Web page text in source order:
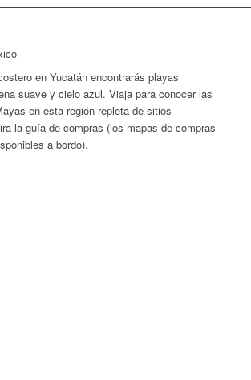
en Yucatán encontrarás playas
suave y cielo azul. Viaja para conocer las
en esta región repleta de sitios
la guía de compras (los mapas de compras
a bordo).